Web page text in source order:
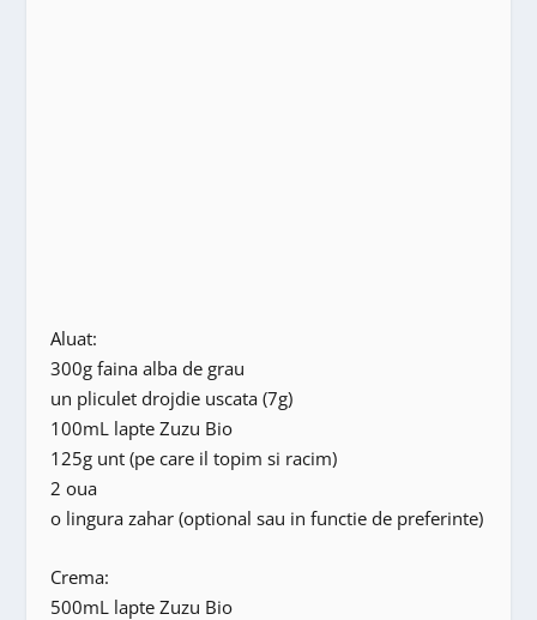
Aluat:
300g faina alba de grau
un pliculet drojdie uscata (7g)
100mL lapte Zuzu Bio
125g unt (pe care il topim si racim)
2 oua
o lingura zahar (optional sau in functie de preferinte)
Crema:
500mL lapte Zuzu Bio